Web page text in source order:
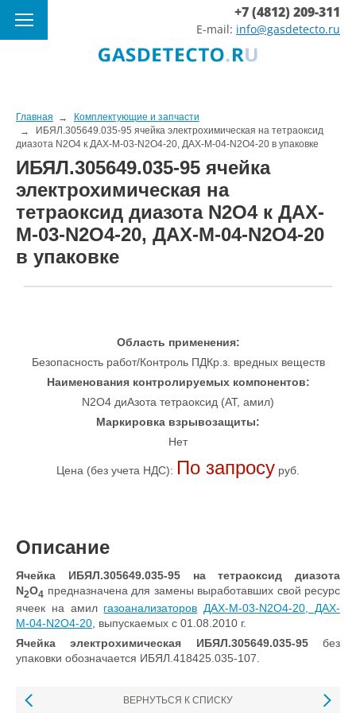
+7 (4812) 209-311
E-mail: info@gasdetecto.ru
Главная
Комплектующие и запчасти
ИБЯЛ.305649.035-95 ячейка электрохимическая на тетраоксид
диазота N2O4 к ДАХ-М-03-N2O4-20, ДАХ-М-04-N2O4-20 в упаковке
ИБЯЛ.305649.035-95 ячейка
электрохимическая на
тетраоксид диазота N2O4 к ДАХ-
М-03-N2O4-20, ДАХ-М-04-N2O4-20
в упаковке
Область применения:
Безопасность работ/Контроль ПДКр.з. вредных веществ
Наименования контролируемых компонентов:
N2O4 диАзота тетраоксид (АТ, амил)
Маркировка взрывозащиты:
Нет
Цена (без учета НДС): По запросу руб.
Описание
Ячейка ИБЯЛ.305649.035-95 на тетраоксид диазота
N2O4 предназначена для замены выработавших свой ресурс
ячеек на амил газоанализаторов ДАХ-М-03-N2O4-20, ДАХ-
М-04-N2O4-20 , выпускаемых с 01.08.2010 г.
Ячейка электрохимическая ИБЯЛ.305649.035-95 без
упаковки обозначается ИБЯЛ.418425.035-107.
ВЕРНУТЬСЯ К СПИСКУ